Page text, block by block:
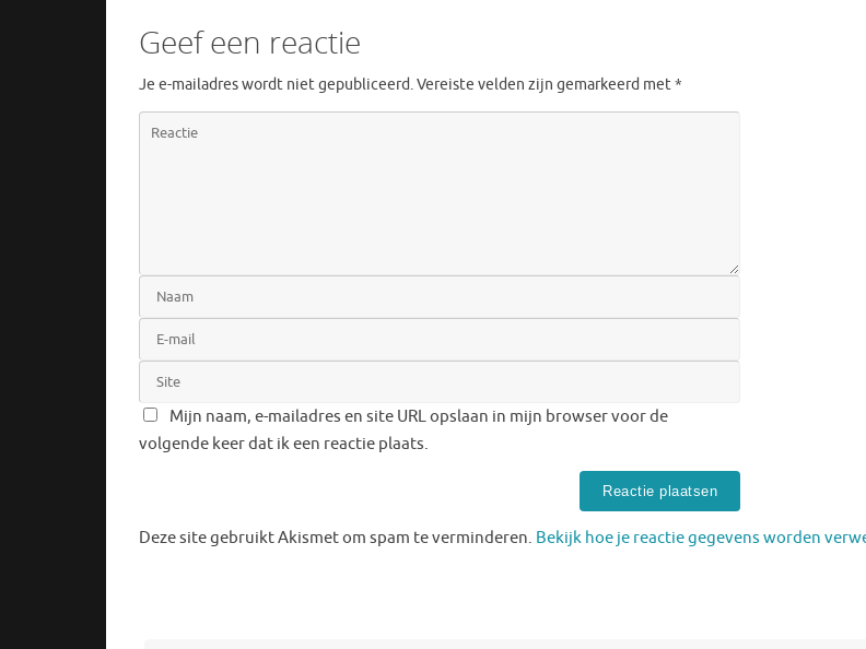
Geef een reactie
Je e-mailadres wordt niet gepubliceerd.Vereiste velden zijn gemarkeerd met*
Mijn naam, e-mailadres en site URL opslaan in mijn browser voor de
volgende keer dat ik een reactie plaats.
Deze site gebruikt Akismet om spam te verminderen. Bekijk hoe je reactie gegevens worden